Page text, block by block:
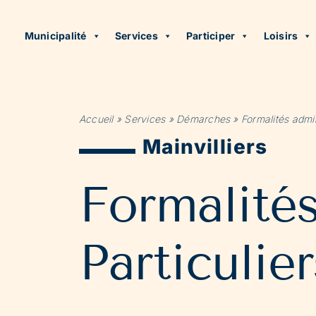
Municipalité Services Participer Loisirs
Accueil» Services» Démarches» Formalités
Mainvilliers